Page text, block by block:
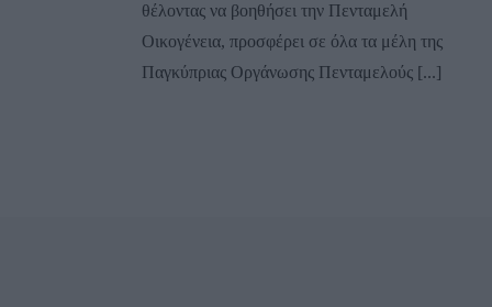
θέλοντας να βοηθήσει την Πενταμελή
Οικογένεια, προσφέρει σε όλα τα μέλη της
Παγκύπριας Οργάνωσης Πενταμελούς [...]